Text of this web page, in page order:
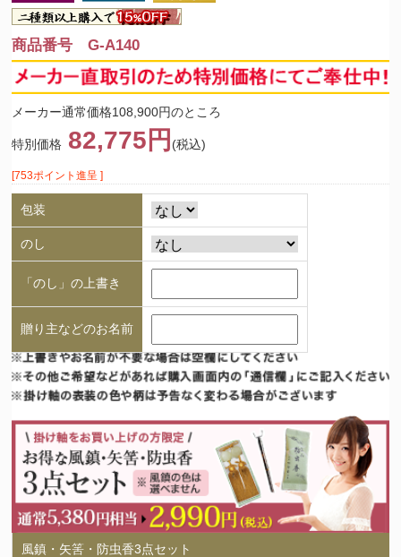
商品番号 G-A140
メーカー通常価格108,900円のところ
特別価格 82,775円 (税込)
[753ポイント進呈 ]
包装
のし
「のし」の上書き
贈り主などのお名前
風鎮・矢筈・防虫香3点セット